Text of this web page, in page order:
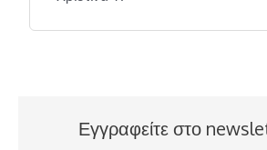
Εγγραφείτε στο